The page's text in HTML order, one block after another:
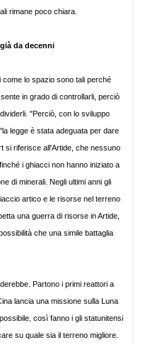
rimane poco chiara.
da decenni
lo spazio sono tali perché
in grado di controllarli, perciò
"Perciò, con lo sviluppo
legge è stata adeguata per dare
si riferisce all'Artide, che nessuno
i ghiacci non hanno iniziato a
di minerali. Negli ultimi anni gli
artico e le risorse nel terreno
una guerra di risorse in Artide,
che una simile battaglia
Partono i primi reattori a
lancia una missione sulla Luna
così fanno i gli statunitensi
su quale sia il terreno migliore.